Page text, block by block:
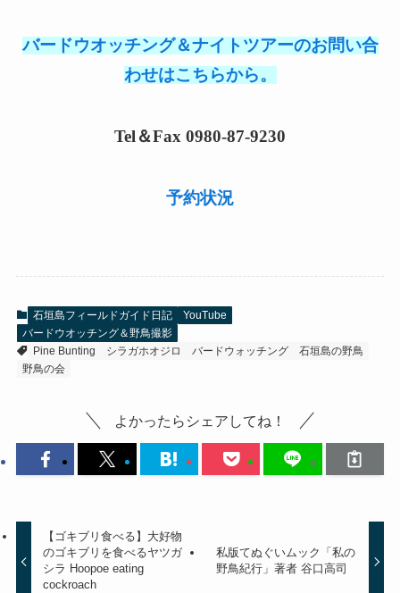
バードウオッチング＆ナイトツアーのお問い合
わせはこちらから。
Tel＆Fax 0980-87-9230
予約状況
石垣島フィールドガイド日記
YouTube
バードウオッチング＆野鳥撮影
Pine Bunting
シラガホオジロ バードウォッチング
石垣島の野鳥
野鳥の会
よかったらシェアしてね！
【ゴキブリ食べる】大好物
のゴキブリを食べるヤツガ
シラ Hoopoe eating
cockroach
私版てぬぐいムック「私の
野鳥紀行」著者 谷口高司